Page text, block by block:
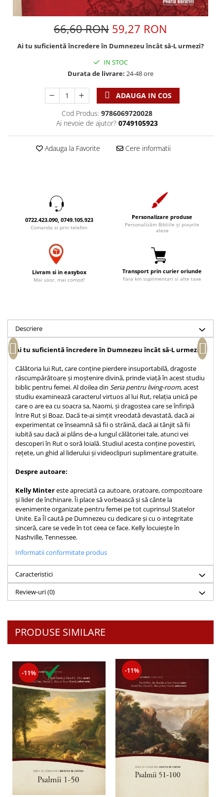
Rugaciune
Familie
Viata de familie
Harfe / Partituri
Predici/ Schite de predici
Resurse studiu biblic
Instrumente teologice
Comentarii
Dictionare
Biografii
Eseuri
Marturii
Romane
Meditatii
Pedagogie
Poezii
Reviste
Sanatate
Teologie
A doua venire
Dogmatica
Istoria Bisericii
Misiune
Viata crestina
Contemporaneitate
Diverse
Lupta Spirituala
Schimbarea caracterului
Viata din belsug
Despre afaceri
Dezvoltare personala
Leadership
Mediu
Sanatate / nutritie
Pix plastic
Jocuri
Jurnal de Rugaciune
Foarte puternici
Obiecte decorative
Produse din lemn
Accesorii birou
Tablouri din lemn
Pungi cadou cu versete
Set cadou
Statuete
Sticle apa
Suport pentru pahar
Tablouri
Tablouri canvas
Termos
Tablouri
Sibiu
Alte suveniruri
Carti postale
Suport pahar
Timisoara
Suport pahar
Tablouri
Magneti
66,60 RON 59,27 RON
Ai tu suficientă încredere în Dumnezeu încât să-L urmezi?
IN STOC
Durata de livrare: 24-48 ore
ADAUGA IN COS
Cod Produs: 9786069720028
Ai nevoie de ajutor? 0749105923
Adauga la Favorite Cere informatii
0722.423.090, 0749.105.923
Comanda si prin telefon
Personalizare produse
Personalizăm Bibliile și pixurile
alese
Livram si in easybox
Mai usor, mai comod!
Transport prin curier oriunde
Fara km suplimentari si alte taxe
Descriere
Ai tu suficientă încredere în Dumnezeu încât să-L urmezi?
Călătoria lui Rut, care conține pierdere insuportabilă, dragoste
răscumpărătoare și moștenire divină, prinde viață în acest studiu
biblic pentru femei. Al doilea din Seria pentru living-room, acest
studiu examinează caracterul virtuos al lui Rut, relația unică pe
care o are ea cu soacra sa, Naomi, și dragostea care se înfiripă
între Rut și Boaz. Dacă te-ai simțit vreodată devastată, dacă ai
experimentat ce înseamnă să fii o străină, dacă ai tânjit să fii
iubită sau dacă ai plâns de-a lungul călătoriei tale, atunci vei
descoperi în Rut o soră loială. Studiul acesta conține povestiri,
rețete, un ghid al liderului și videoclipuri suplimentare gratuite.
Despre autoare:
Kelly Mintereste apreciată ca autoare, oratoare, compozitoare
și lider de închinare. Îi place să vorbească și să cânte la
evenimente organizate pentru femei pe tot cuprinsul Statelor
Unite. Ea Îl caută pe Dumnezeu cu dedicare și cu o integritate
sinceră, care se vede în tot ceea ce face. Kelly locuiește în
Nashville, Tennessee.
Informatii conformitate produs
Caracteristici
Review-uri(0)
PRODUSE SIMILARE
-11% -11%